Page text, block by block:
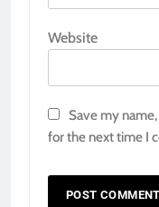
Website
Save my
for the next time I